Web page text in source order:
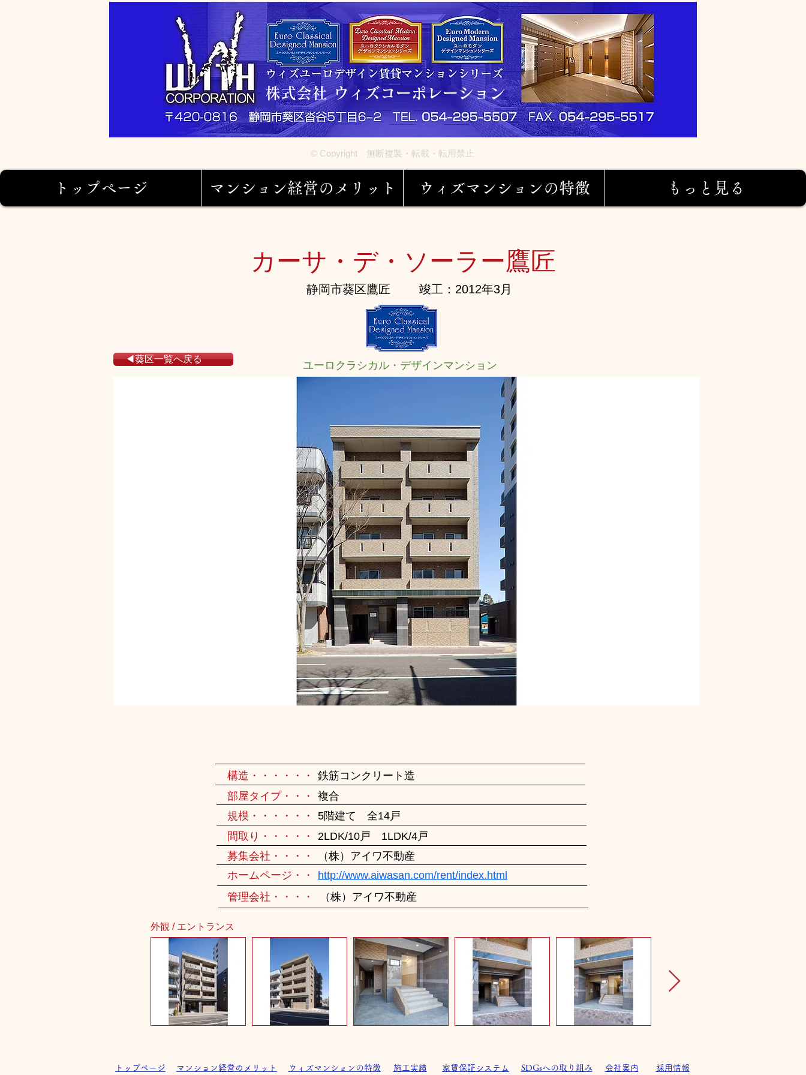
株式会社 ウィズコーポレーション
© Copyright 無断複製・転載・転用禁止
トップページ マンション経営のメリット ウィズマンションの特徴 もっと見る
カーサ・デ・ソーラー鷹匠
静岡市葵区鷹匠 竣工：2012年3月
◀葵区一覧へ戻る
ユーロクラシカル・デザインマンション
構造・・・・・・
鉄筋コンクリート造
複合
部屋タイプ・・・
規模・・・・・・
5階建て 全14戸
間取り・・・・・
2LDK/10戸 1LDK/4戸
募集会社・・・・
（株）アイワ不動産
ホームページ・・
http://www.aiwasan.com/rent/index.html
管理会社・・・・
（株）アイワ不動産
外観 / エントランス
トップページ マンション経営のメリット ウィズマンションの特徴 施工実績 家賃保証システム SDGsへの取り組み 会社案内 採用情報